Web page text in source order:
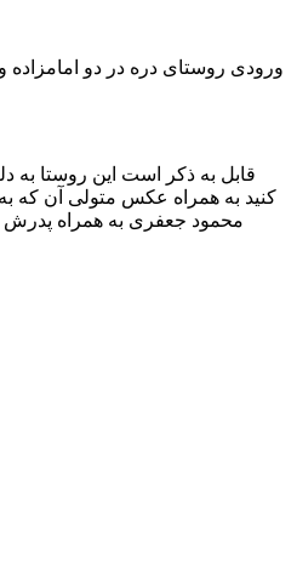
ورودی روستای دره در دو
قابل به ذکر است این روستا
کنید به همراه عکس متولی آن که
محمود جعفری به همراه پدرش